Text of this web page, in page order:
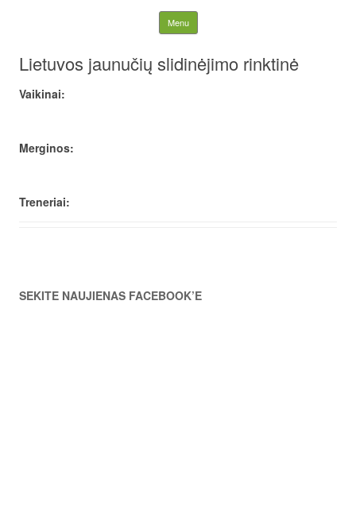
Lietuvos nacionalinė
slidinėjimo asociacija
Menu Skip to content
Lietuvos jaunučių slidinėjimo rinktinė
Vaikinai:
Merginos:
Treneriai:
SEKITE NAUJIENAS FACEBOOK’E